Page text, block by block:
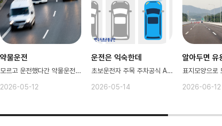
약물운전
모르고 운전했다간 약물운전 위반 ㅠㅠ
2026-05-12
운전은 익숙한데
초보운전자 주목 주차공식 AtoZ
2026-05-14
알아두면 유
2026-06-12